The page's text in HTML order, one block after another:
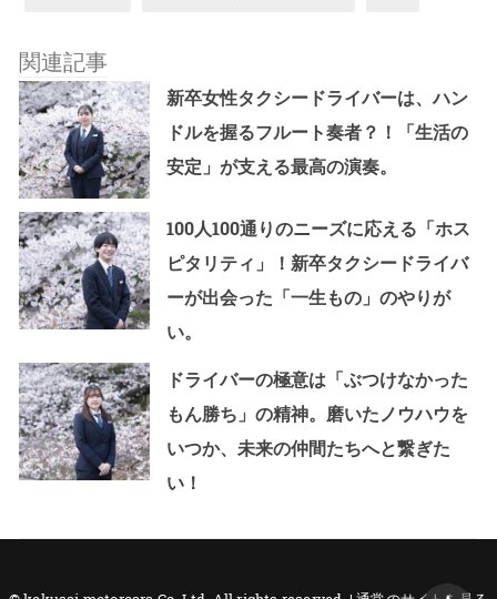
関連記事
新卒女性タクシードライバーは、ハン
ドルを握るフルート奏者？！「生活の
安定」が支える最高の演奏。
100人100通りのニーズに応える「ホス
ピタリティ」！新卒タクシードライバ
ーが出会った「一生もの」のやりが
い。
ドライバーの極意は「ぶつけなかった
もん勝ち」の精神。磨いたノウハウを
いつか、未来の仲間たちへと繋ぎた
い！